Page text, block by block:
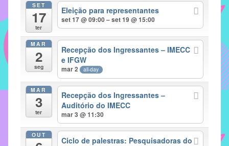
IMECC
tem
como
atribuição
implementar
mecanismos
proporcionem
fortalecimento
SET
17
ter
Eleição para representantes
set 17 @ 09:00 – set 19 @ 15:00
MAR
2
seg
Recepção dos Ingressantes – IMECC
e IFGW
mar 2 all-day
MAR
3
ter
Recepção dos Ingressantes –
Auditório do IMECC
mar 3 @ 11:30
OUT
Ciclo de palestras: Pesquisadoras do